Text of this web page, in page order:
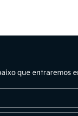
que entraremos